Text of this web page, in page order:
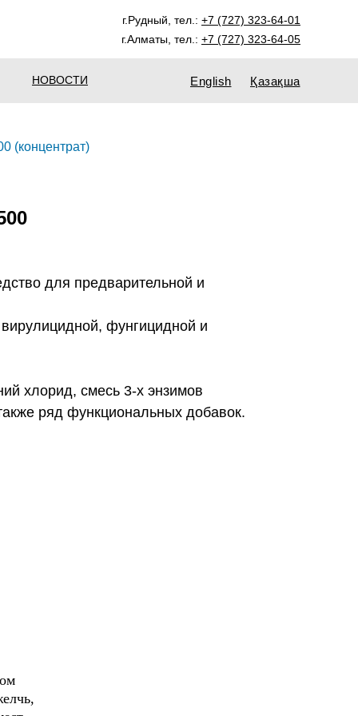
Қазақша
г.Алматы, тел.: +7 (727) 323-64-05
г.Рудный, тел.: +7 (727) 323-64-01
English
НОВОСТИ
(концентрат)
для предварительной и
фунгицидной и
хлорид, смесь 3-х энзимов
ряд функциональных добавок.